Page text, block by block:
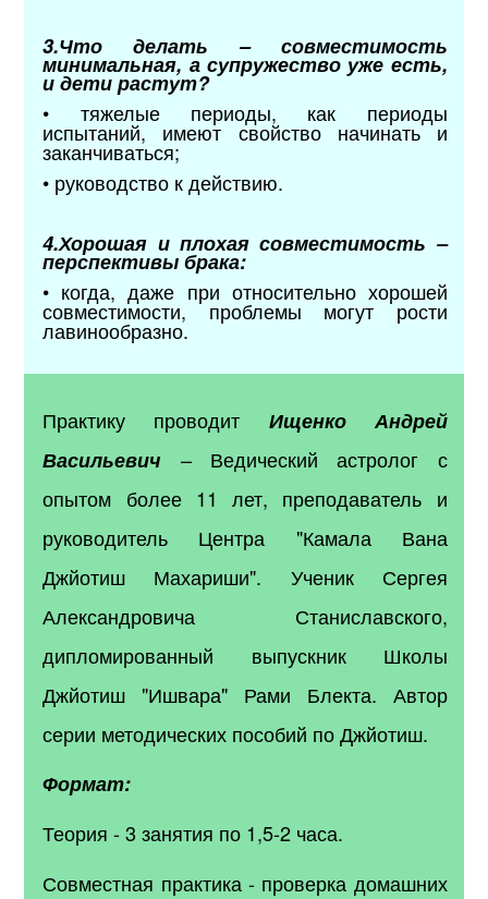
3.Что делать – совместимость
минимальная, а супружество уже есть,
и дети растут?
• тяжелые периоды, как периоды
испытаний, имеют свойство начинать и
заканчиваться;
• руководство к действию.
4.Хорошая и плохая совместимость –
перспективы брака:
• когда, даже при относительно хорошей
совместимости, проблемы могут рости
лавинообразно.
Практику проводит Ищенко Андрей
Васильевич – Ведический астролог с
опытом более 11 лет, преподаватель и
руководитель Центра "Камала Вана
Джйотиш Махариши". Ученик Сергея
Александровича Станиславского,
дипломированный выпускник Школы
Джйотиш "Ишвара" Рами Блекта. Автор
серии методических пособий по Джйотиш.
Формат:
Теория - 3 занятия по 1,5-2 часа.
Совместная практика - проверка домашних